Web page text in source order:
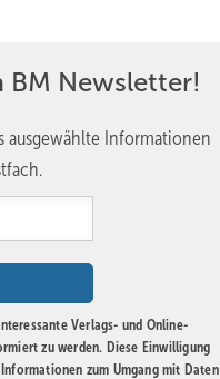
BM Newsletter!
ausgewählte Informationen
Verlags- und Online-
zu werden. Diese Einwilligung
zum Umgang mit Daten